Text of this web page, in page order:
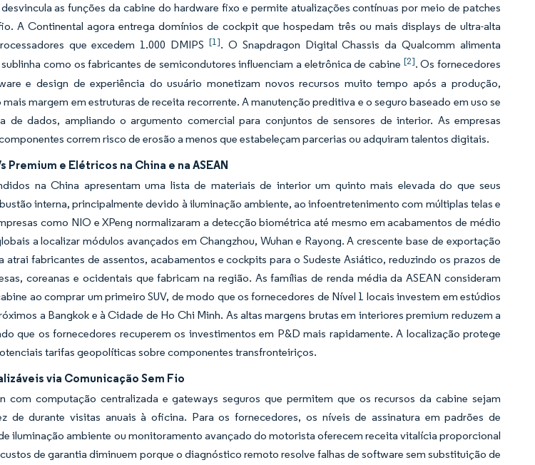
as funções da cabine do hardware fixo e permite atualizações contínuas por meio de patches
A Continental agora entrega domínios de cockpit que hospedam três ou mais displays de ultra-alta
que excedem 1.000 DMIPS [1]. O Snapdragon Digital Chassis da Qualcomm alimenta
como os fabricantes de semicondutores influenciam a eletrônica de cabine [2]. Os fornecedores
e design de experiência do usuário monetizam novos recursos muito tempo após a produção,
margem em estruturas de receita recorrente. A manutenção preditiva e o seguro baseado em uso se
de dados, ampliando o argumento comercial para conjuntos de sensores de interior. As empresas
correm risco de erosão a menos que estabeleçam parcerias ou adquiram talentos digitais.
Premium e Elétricos na China e na ASEAN
na China apresentam uma lista de materiais de interior um quinto mais elevada do que seus
interna, principalmente devido à iluminação ambiente, ao infoentretenimento com múltiplas telas e
como NIO e XPeng normalizaram a detecção biométrica até mesmo em acabamentos de médio
a localizar módulos avançados em Changzhou, Wuhan e Rayong. A crescente base de exportação
atrai fabricantes de assentos, acabamentos e cockpits para o Sudeste Asiático, reduzindo os prazos de
coreanas e ocidentais que fabricam na região. As famílias de renda média da ASEAN consideram
ao comprar um primeiro SUV, de modo que os fornecedores de Nível 1 locais investem em estúdios
a Bangkok e à Cidade de Ho Chi Minh. As altas margens brutas em interiores premium reduzem a
que os fornecedores recuperem os investimentos em P&D mais rapidamente. A localização protege
tarifas geopolíticas sobre componentes transfronteiriços.
via Comunicação Sem Fio
com computação centralizada e gateways seguros que permitem que os recursos da cabine sejam
de durante visitas anuais à oficina. Para os fornecedores, os níveis de assinatura em padrões de
iluminação ambiente ou monitoramento avançado do motorista oferecem receita vitalícia proporcional
de garantia diminuem porque o diagnóstico remoto resolve falhas de software sem substituição de